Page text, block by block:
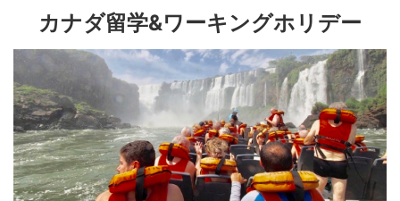
カナダ留学&ワーキングホリデー